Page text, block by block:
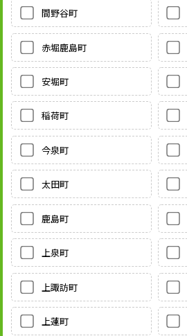
間野谷町
赤堀鹿島町
安堀町
稲荷町
今泉町
太田町
鹿島町
上泉町
上諏訪町
上蓮町